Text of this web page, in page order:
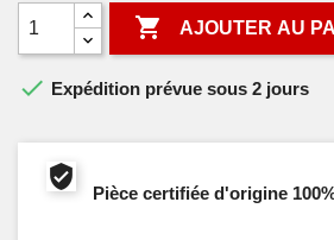
 AJOUTER AU
 Expédition prévue sous 2 jours
Pièce certifiée d'origine